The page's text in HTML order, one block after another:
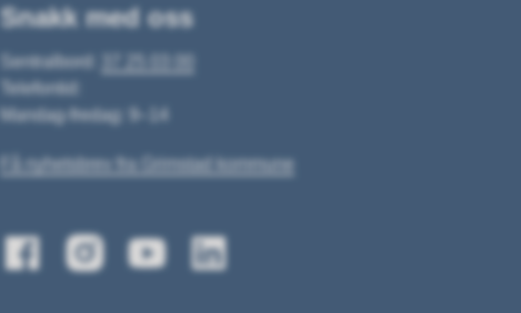
Snakk med oss
Sentralbord:
Telefontid:
Mandag-fredag: 9–14
Få nyhetsbrev fra Grimstad kommune